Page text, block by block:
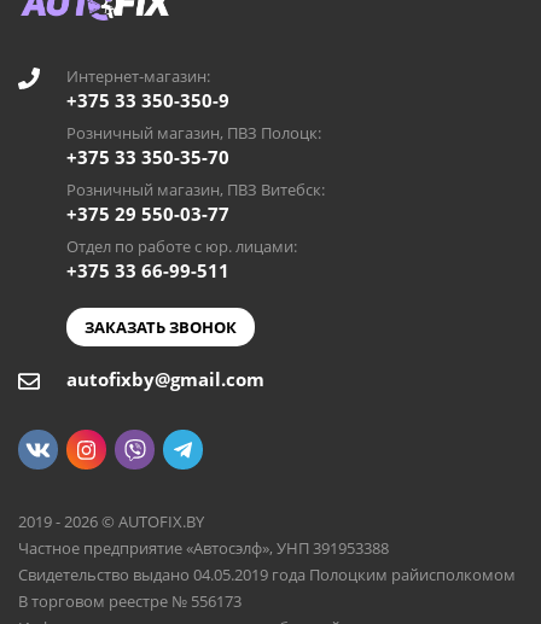
Интернет-магазин:
+375 33 350-350-9
Розничный магазин, ПВЗ Полоцк:
+375 33 350-35-70
Розничный магазин, ПВЗ Витебск:
+375 29 550-03-77
Отдел по работе с юр. лицами:
+375 33 66-99-511
ЗАКАЗАТЬ ЗВОНОК
autofixby@gmail.com
2019 - 2026 © AUTOFIX.BY
Частное предприятие «Автосэлф», УНП 391953388
Свидетельство выдано 04.05.2019 года Полоцким райисполкомом
В торговом реестре № 556173